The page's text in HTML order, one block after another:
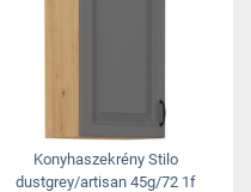
Konyhaszekrény Stilo
dustgrey/artisan 45g/72 1f